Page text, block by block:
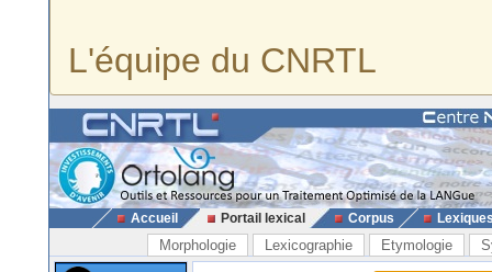
L'équipe du CNRTL
Accueil Portail lexical Corpus
Morphologie Lexicographie Etymologie